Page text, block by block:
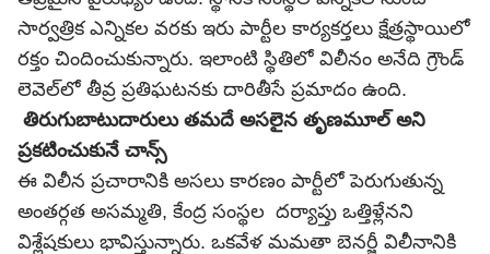
సార్వత్రిక ఎన్నికల వరకు ఇరు పార్టీల కార్యకర్తలు క్షేత్రస్థాయిలో
రక్తం చిందించుకున్నారు. ఇలాంటి స్థితిలో విలీనం అనేది గ్రౌండ్
లెవెల్‌లో తీవ్ర ప్రతిఘటనకు దారితీసే ప్రమాదం ఉంది.
తిరుగుబాటుదారులు తమదే అసలైన తృణమూల్ అని
ప్రకటించుకునే చాన్స్
ఈ విలీన ప్రచారానికి అసలు కారణం పార్టీలో పెరుగుతున్న
అంతర్గత అసమ్మతి, కేంద్ర సంస్థల దర్యాప్తు ఒత్తిళ్లేనని
విశ్లేషకులు భావిస్తున్నారు. ఒకవేళ మమతా బెనర్జీ విలీనానికి